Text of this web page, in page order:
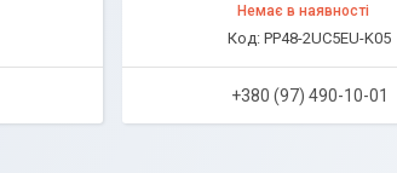
Немає в наявності
PP48-2UC5EU-K05
+380 (97) 490-10-01